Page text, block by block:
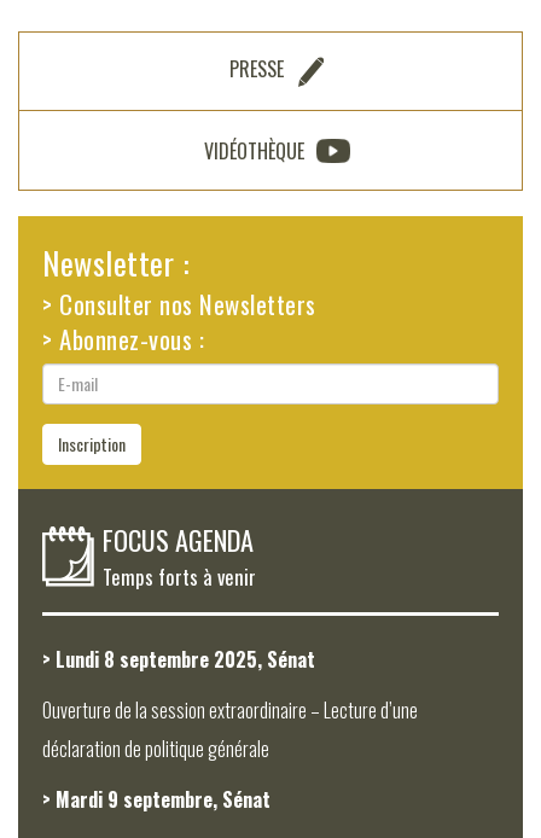
PRESSE
VIDÉOTHÈQUE
Newsletter :
> Consulter nos Newsletters
> Abonnez-vous :
E-
mail
Inscription
FOCUS AGENDA
Temps forts à venir
> Lundi 8 septembre 2025, Sénat
Ouverture de la session extraordinaire – Lecture d’une
déclaration de politique générale
> Mardi 9 septembre, Sénat